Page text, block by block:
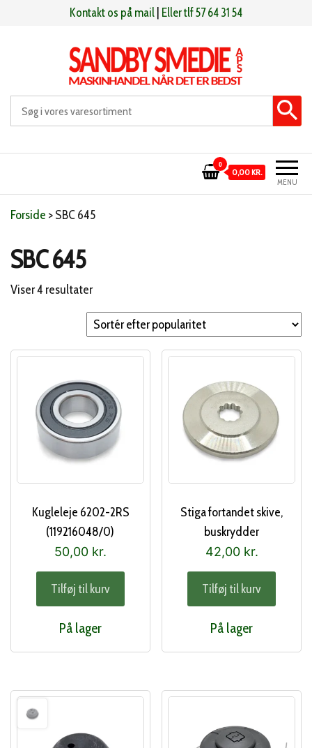
Kontakt os på mail Eller tlf 57 64 31 54
Sandby smeden Maskinhandel når det er bedst
MENU
0
0,00 KR.
Forside >SBC 645
SBC 645
Viser 4 resultaterSorteret
efter
popularitet
Kugleleje 6202-2RS
(119216048/0)
50,00 kr.
Tilføj til kurv
På lager
Stiga fortandet skive,
buskrydder
(118802465/0)
42,00 kr.
Tilføj til kurv
På lager